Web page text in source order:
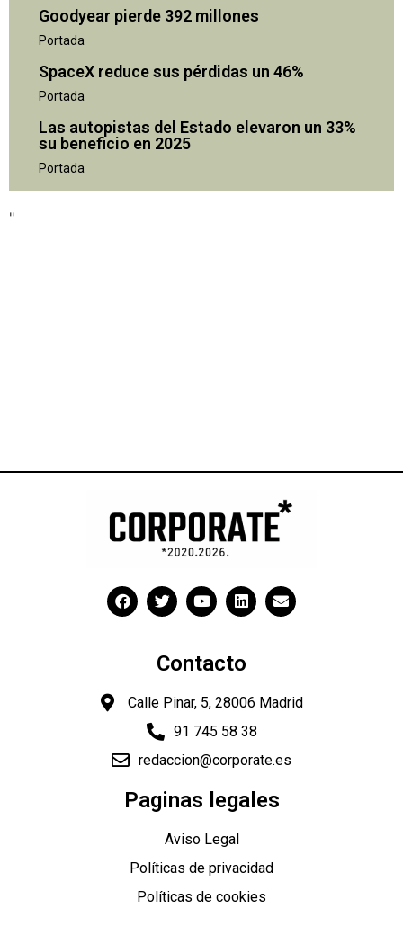
Goodyear pierde 392 millones
Portada
SpaceX reduce sus pérdidas un 46%
Portada
Las autopistas del Estado elevaron un 33%
su beneficio en 2025
Portada
"
Contacto
Calle Pinar, 5, 28006 Madrid
91 745 58 38
redaccion@corporate.es
Paginas legales
Aviso Legal
Políticas de privacidad
Políticas de cookies